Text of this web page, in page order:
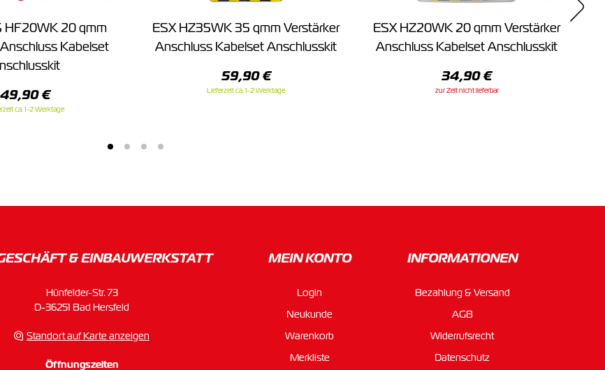
HF20WK 20 qmm
Kabelset
49,90 €
ca. 1-2 Werktage
ESX HZ35WK 35 qmm Verstärker
Anschluss Kabelset Anschlusskit
59,90 €
Lieferzeit ca. 1-2 Werktage
ESX HZ20WK 20 qmm Verstärker
Anschluss Kabelset Anschlusskit
34,90 €
zur Zeit nicht lieferbar
& EINBAU­WERKSTATT
Hünfelder-Str. 73
D-36251 Bad Hersfeld
Standort auf Karte anzeigen
Öffnungszeiten
MEIN KONTO
Login
Neukunde
Warenkorb
Merkliste
INFORMATIONEN
Bezahlung & Versand
AGB
Widerrufsrecht
Datenschutz